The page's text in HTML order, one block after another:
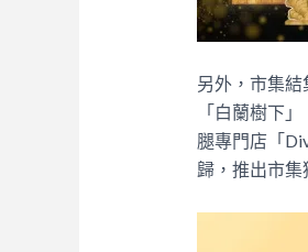
另外，市集
「白蘭樹下
腿專門店「
歸，推出市集